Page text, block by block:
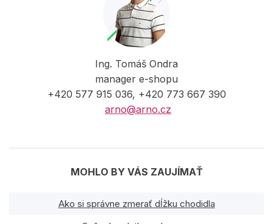
Ing. Tomáš Ondra
manager e-shopu
+420 577 915 036, +420 773 667 390
arno@arno.cz
MOHLO BY VÁS ZAUJÍMAŤ
Ako si správne zmerať dĺžku chodidla